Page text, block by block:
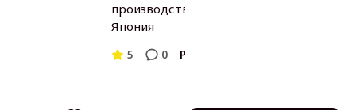
производства:
Япония
5 0 Panasonic